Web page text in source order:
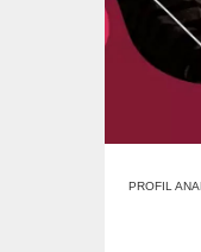
PROFIL